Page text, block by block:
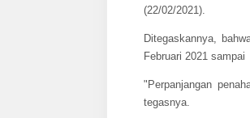
(22/02/2021).
Ditegaskannya,
Februari 2021
"Perpanjangan
tegasnya.